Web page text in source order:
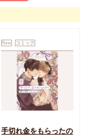
て腹のなか
円
カートに入れる
New コミック
手切れ金をもらったの